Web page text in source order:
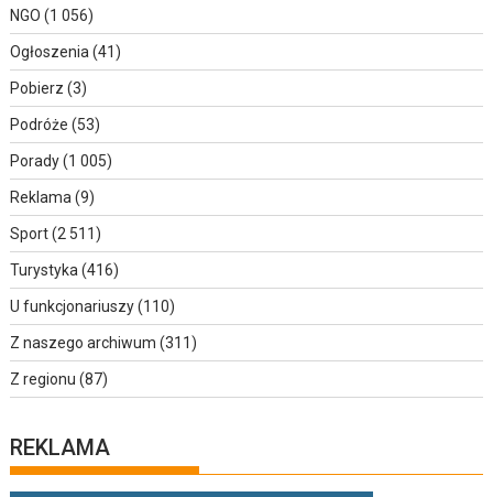
NGO (1 056)
Ogłoszenia (41)
Pobierz (3)
Podróże (53)
Porady(1 005)
Reklama (9)
Sport(2 511)
Turystyka (416)
U funkcjonariuszy(110)
Z naszego archiwum (311)
Z regionu (87)
REKLAMA